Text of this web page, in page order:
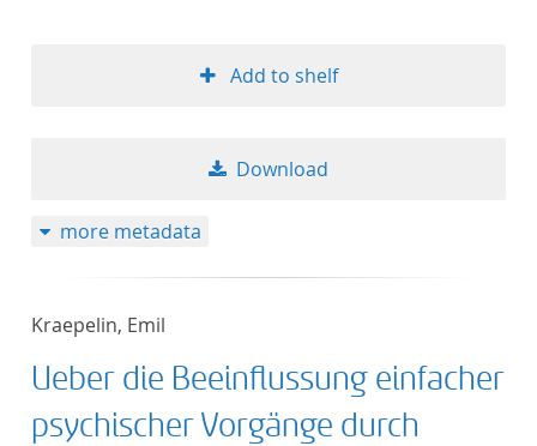
Add to shelf
Download
more metadata
Kraepelin, Emil
Ueber die Beeinflussung einfacher
psychischer Vorgänge durch